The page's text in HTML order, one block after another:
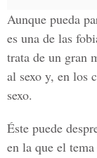
Aunque pueda
es una de las
trata de un gran
al sexo y, en los
sexo.
Éste puede
en la que el